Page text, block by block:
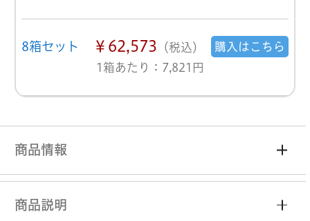
8箱セット ￥62,573 （税込）
1箱あたり：7,821円
購入はこちら
商品情報
商品説明